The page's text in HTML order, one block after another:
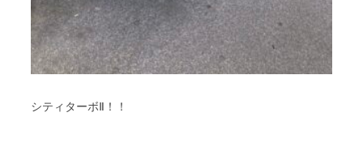
シティターボⅡ！！